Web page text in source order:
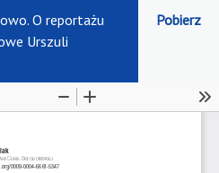
O reportażu
Urszuli
Pobierz